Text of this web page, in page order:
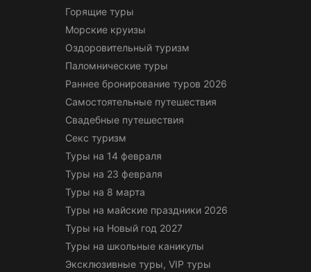
Горящие туры
Морские круизы
Оздоровительный туризм
Паломнические туры
Раннее бронирование туров 2026
Самостоятельные путешествия
Свадебные путешествия
Секс туризм
Туры на 14 февраля
Туры на 23 февраля
Туры на 8 марта
Туры на майские праздники 2026
Туры на Новый год 2027
Туры на школьные каникулы
Эксклюзивные туры, VIP туры